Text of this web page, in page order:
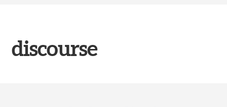
English
discourse